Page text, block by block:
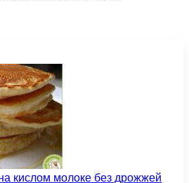
кислом молоке без дрожжей